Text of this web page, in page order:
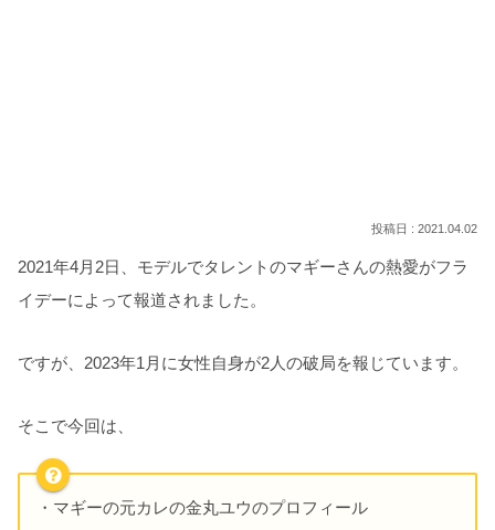
2021.04.02
2021年4月2日、モデルでタレントのマギーさんの熱愛がフラ
イデーによって報道されました。
ですが、2023年1月に女性自身が2人の破局を報じています。
そこで今回は、
・マギーの元カレの金丸ユウのプロフィール